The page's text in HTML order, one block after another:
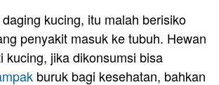
kucing, itu malah berisiko
penyakit masuk ke tubuh. Hewan
kucing, jika dikonsumsi bisa
buruk bagi kesehatan, bahkan